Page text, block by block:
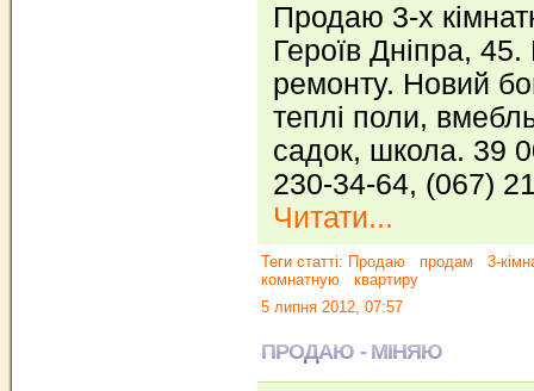
Продаю 3-х
Героїв Дніпра,
ремонту. Новий
теплі поли,
садок, школа. 39
230-34-64, (067)
Читати...
Теги статті: Продаю продам
3-
комнатную
квартиру
5 липня 2012, 07:57
ПРОДАЮ - МІНЯЮ